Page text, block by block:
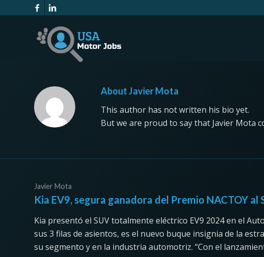
AboutJavier Mota
This author has not written his bio yet.
But we are proud to say that Javier Mota
Javier Mota
Kia EV9, segura ganadora del Premio NACTOY al
Kia presentó el SUV totalmente eléctrico EV9 2024 en el
sus 3 filas de asientos, es el nuevo buque insignia de la
su segmento y en la industria automotriz. “Con el